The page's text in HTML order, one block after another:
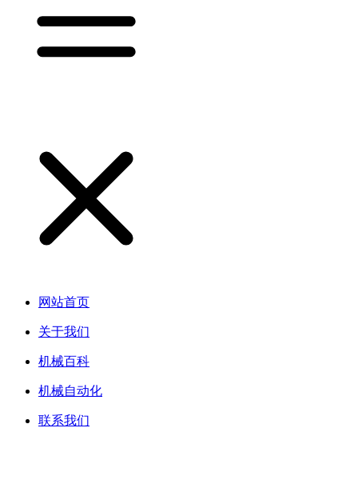
网站首页
关于我们
机械百科
机械自动化
联系我们